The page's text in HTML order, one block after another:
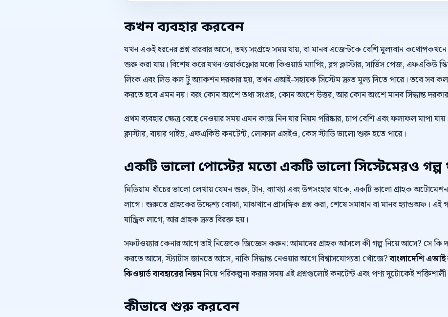
কখন ব্যবহার করবেন
যখন একই ধরনের প্রশ্ন বারবার আসে, তথ্য সংগ্রহে সময় যায়, বা মানব এজেন্টকে বেশি মূল্যবান
শুরু করা যায়। বিশেষ করে যখন ওয়ার্কফ্লোর মধ্যে কিওয়ার্ড ম্যাপিং, ব্লগ ক্লাস্টার, সার্ভিস পেজ, এফএকিউ
লিংক এবং লিড কল টু অ্যাকশন দরকার হয়, তখন এআই-সহায়ক সিস্টেম দ্রুত মূল্য দিতে পারে। তবে সব কল
করতে হবে এমন নয়। বরং কোন অংশে তথ্য সংগ্রহ, কোন অংশে উত্তর, আর কোন অংশে মানব সিদ্ধান্ত
প্রথম ব্যবহার ক্ষেত্র বেছে নেওয়ার সময় এমন কাজ নিন যার নিয়ম পরিষ্কার, চাপ বেশি এবং ফলাফল মাপা
ক্লাস্টার, বায়ার গাইড, এফএকিউ কনটেন্ট, লোকাল এসইও, কেস স্টাডি ভালো শুরু হতে পারে।
একটি ভালো পোস্টের মতো একটি ভালো সিস্টেমেরও গল্প
মিডিয়াম-ধাঁচের ভালো লেখায় যেমন শুরু, টান, ব্যাখ্যা এবং উপসংহার থাকে, একটি ভালো গ্রাহক
লাগে। শুরুতে গ্রাহকের উদ্দেশ্য বোঝা, মাঝখানে প্রাসঙ্গিক প্রশ্ন করা, শেষে সমাধান বা মানব হ্যান্ডঅফ। এই
যান্ত্রিক লাগে, আর গ্রাহক দ্রুত বিরক্ত হয়।
সফটওয়্যার কেনার আগে তাই নিজেকে জিজ্ঞেস করুন: আমাদের গ্রাহক আসলে কী গল্প নিয়ে আসে? সে
করতে আসে, স্ট্যাটাস জানতে আসে, নাকি সিদ্ধান্ত নেওয়ার আগে বিশ্বাসযোগ্যতা খোঁজে?বাংলাদেশি এআই
কিওয়ার্ড ব্যবহারের নিয়মনিয়ে পরিকল্পনা করার সময় এই প্রশ্নগুলোই কনটেন্ট এবং পণ্য দুটোকেই
কীভাবে শুরু করবেন